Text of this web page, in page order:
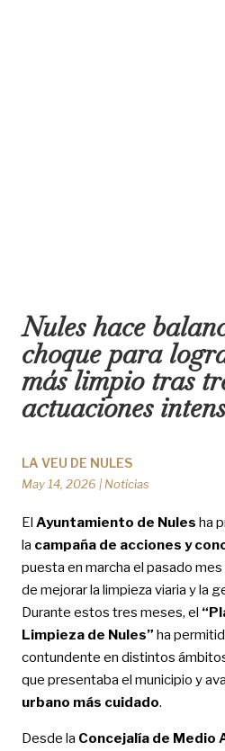
Nules hace
choque para
más limpio tras
actuaciones
LA VEU DE NULES
May 14, 2026 | Noticias
El Ayuntamiento de Nules ha
la campaña de acciones y
puesta en marcha el pasado
de mejorar la limpieza viaria y la
Durante estos tres meses, el
Limpieza de Nules” ha
contundente en distintos
que presentaba el municipio y
urbano más cuidado.
Desde la Concejalía de Medio